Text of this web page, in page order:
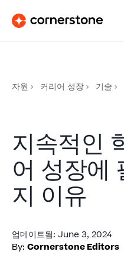
자원 커리어 성장 기술
지속적인
어 성장에
지 이유
업데이트됨: June 3, 2024
By: Cornerstone Editors